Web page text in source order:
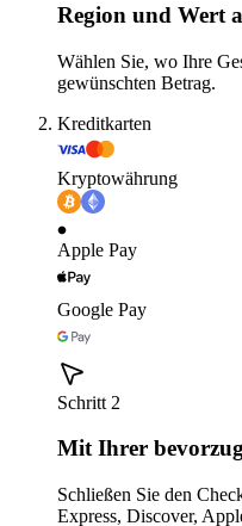
Region und Wert
Wählen Sie, wo Ihre
gewünschten Betrag.
Kreditkarten
Kryptowährung
Apple Pay
Google Pay
Schritt 2
Mit Ihrer
Schließen Sie den
Express, Discover,